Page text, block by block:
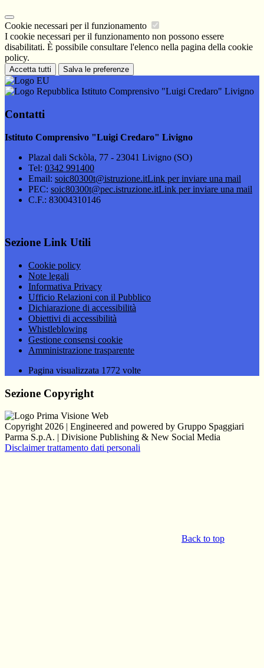
Cookie necessari per il funzionamento
I cookie necessari per il funzionamento non possono essere
disabilitati. È possibile consultare l'elenco nella pagina della cookie
policy.
Accetta tutti Salva le preferenze
Istituto Comprensivo "Luigi Credaro" Livigno
Contatti
Istituto Comprensivo "Luigi Credaro" Livigno
Plazal dali Sckòla, 77 - 23041 Livigno (SO)
Tel: 0342 991400
Email: soic80300t@istruzione.itLink per inviare una mail
PEC: soic80300t@pec.istruzione.itLink per inviare una mail
C.F.: 83004310146
Sezione Link Utili
Cookie policy
Note legali
Informativa Privacy
Ufficio Relazioni con il Pubblico
Dichiarazione di accessibilità
Obiettivi di accessibilità
Whistleblowing
Gestione consensi cookie
Amministrazione trasparente
Pagina visualizzata 1772 volte
Sezione Copyright
Copyright 2026 | Engineered and powered by Gruppo Spaggiari
Parma S.p.A. | Divisione Publishing & New Social Media
Disclaimer trattamento dati personali
Back to top